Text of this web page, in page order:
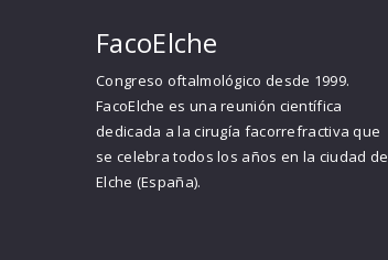
FacoElche
Congreso oftalmológico desde 1999.
FacoElche es una reunión científica
dedicada a la cirugía facorrefractiva que
se celebra todos los años en la ciudad de
Elche (España).